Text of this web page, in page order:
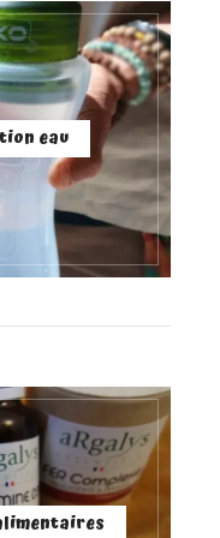
eau